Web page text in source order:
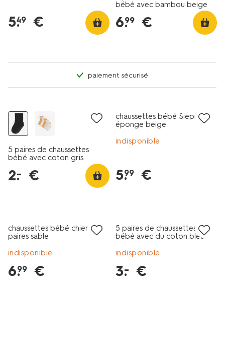
5.
49 €
bébé avec bambou beige
6.
99 €
paiement sécurisé
5 paires de chaussettes
bébé avec coton gris
2.
– €
chaussettes bébé Siepie
éponge beige
indisponible
5.
99 €
chaussettes bébé chiens - 5
paires sable
indisponible
6.
99 €
5 paires de chaussettes
bébé avec du coton bleu
indisponible
3.
– €